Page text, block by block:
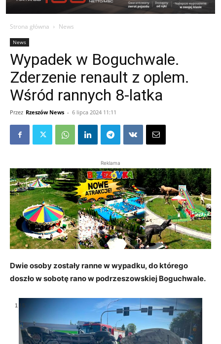
Strona główna News
News
Wypadek w Boguchwale.
Zderzenie renault z oplem.
Wśród rannych 8-latka
Przez Rzeszów News - 6 lipca 2024 11:11
Reklama
Dwie osoby zostały ranne w wypadku, do którego
doszło w sobotę rano w podrzeszowskiej Boguchwale.
1 / 5